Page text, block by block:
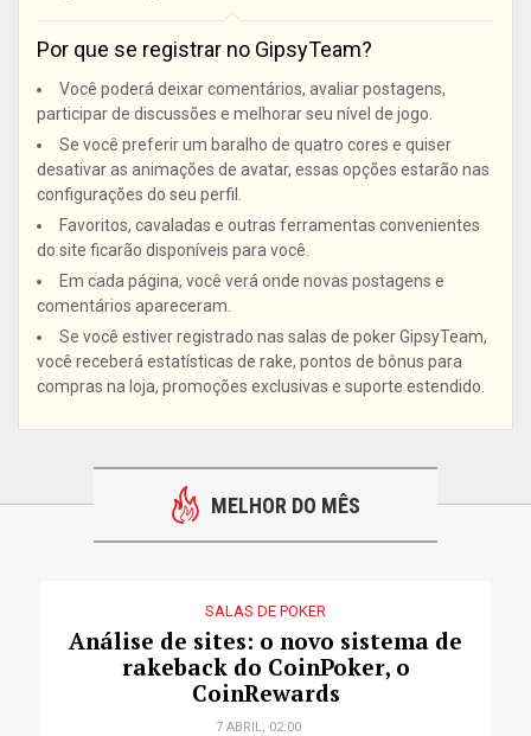
Por que se registrar no GipsyTeam?
Você poderá deixar comentários, avaliar postagens,
participar de discussões e melhorar seu nível de jogo.
Se você preferir um baralho de quatro cores e quiser
desativar as animações de avatar, essas opções estarão nas
configurações do seu perfil.
Favoritos, cavaladas e outras ferramentas convenientes
do site ficarão disponíveis para você.
Em cada página, você verá onde novas postagens e
comentários apareceram.
Se você estiver registrado nas salas de poker GipsyTeam,
você receberá estatísticas de rake, pontos de bônus para
compras na loja, promoções exclusivas e suporte estendido.
MELHOR DO MÊS
SALAS DE POKER
Análise de sites: o novo sistema de
rakeback do CoinPoker, o
CoinRewards
7 ABRIL, 02:00